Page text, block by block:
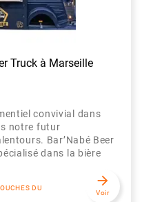
Truck à Marseille
convivial dans
notre futur
Bar’Nabé Beer
dans la bière
DU
arrow_forward
Voir